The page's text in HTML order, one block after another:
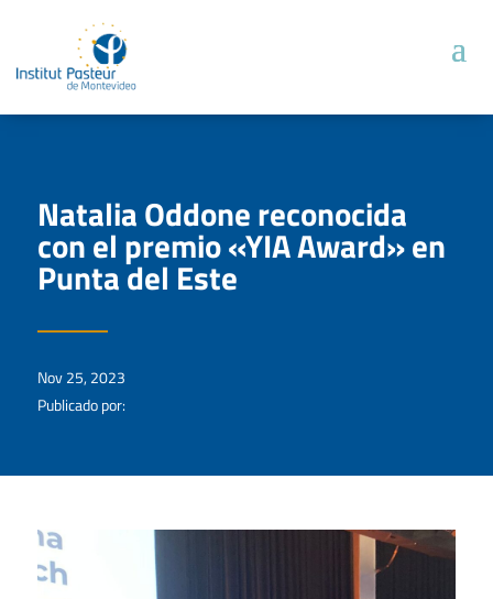
Natalia Oddone reconocida
con el premio «YIA Award» en
Punta del Este
Nov 25, 2023
Publicado por: